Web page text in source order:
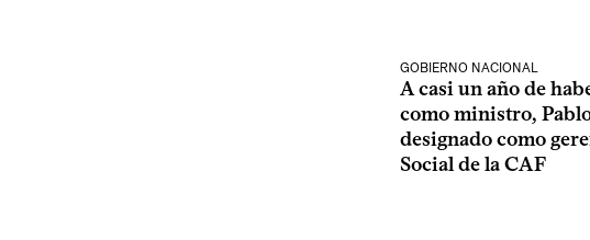
GOBIERNO NACIONAL
A casi un año de
como ministro,
designado como
Social de la CAF